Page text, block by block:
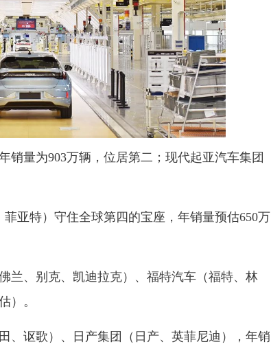
销量为903万辆，位居第二； 现代起亚汽车集团
亚特） 守住全球第四的宝座，年销量预估650万
佛兰、别克、凯迪拉克） 、福特汽车 （福特、林
） 。
、讴歌） 、日产集团 （日产、英菲尼迪）
，年销